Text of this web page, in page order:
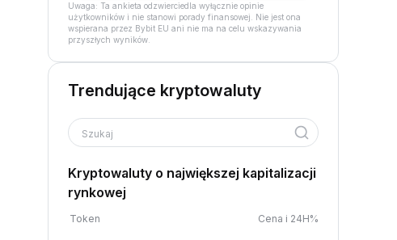
Uwaga: Ta ankieta odzwierciedla wyłącznie opinie
użytkowników i nie stanowi porady finansowej. Nie jest ona
wspierana przez Bybit EU ani nie ma na celu wskazywania
przyszłych wyników.
Trendujące kryptowaluty
Szukaj
Kryptowaluty o największej kapitalizacji
rynkowej
Token Cena i 24H%